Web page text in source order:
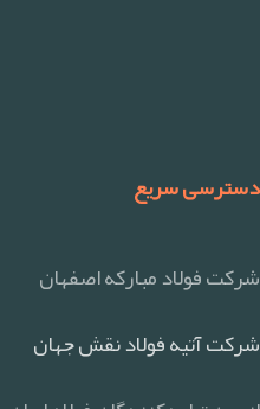
دسترسی سریع
شرکت فولاد مبارکه اصفهان
شرکت آتیه فولاد نقش جهان